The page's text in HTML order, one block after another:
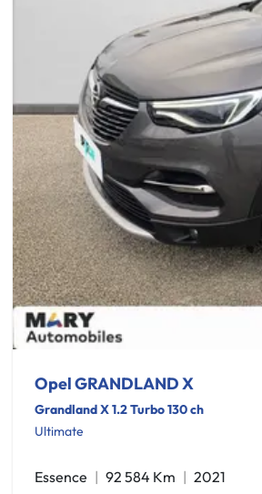
Opel GRANDLAND X
Grandland X 1.2 Turbo 130 ch
Ultimate
Essence 92 584 Km
2021